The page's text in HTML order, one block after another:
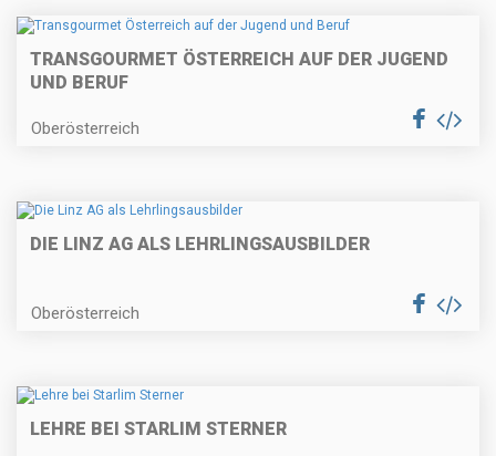
TRANSGOURMET ÖSTERREICH AUF DER JUGEND
UND BERUF
Oberösterreich
DIE LINZ AG ALS LEHRLINGSAUSBILDER
Oberösterreich
LEHRE BEI STARLIM STERNER